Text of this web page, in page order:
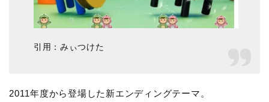
引用：みぃつけた
2011年度から登場した新エンディングテーマ。